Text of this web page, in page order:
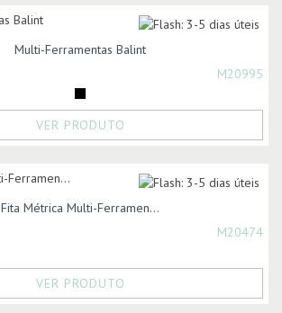
Multi-Ferramentas Balint
M20995
VER PRODUTO
Fita Métrica Multi-Ferramen...
M20474
VER PRODUTO